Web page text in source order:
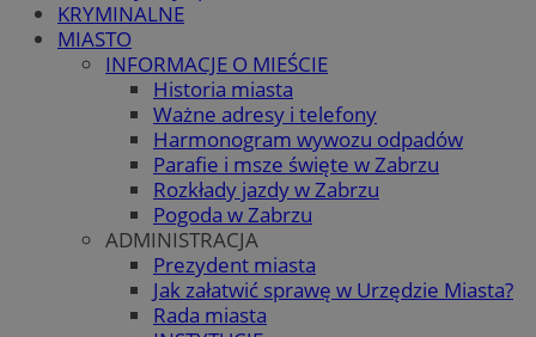
KRYMINALNE
MIASTO
INFORMACJE O MIEŚCIE
Historia miasta
Ważne adresy i telefony
Harmonogram wywozu odpadów
Parafie i msze święte w Zabrzu
Rozkłady jazdy w Zabrzu
Pogoda w Zabrzu
ADMINISTRACJA
Prezydent miasta
Jak załatwić sprawę w Urzędzie Miasta?
Rada miasta